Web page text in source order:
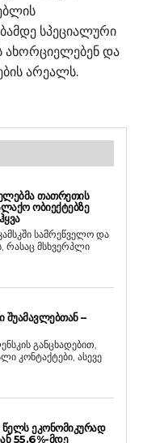
სპეციალური
ახორციელებენ და
არეალს.
ᲗᲐᲗᲠᲔᲗᲘᲡ
ᲝᲑᲘᲔᲥᲢᲔᲑᲖᲔ
სამრეწველო და
რასაც მსხვერპლი
ᲨᲣᲐᲛᲐᲕᲚᲔᲑᲗᲐᲜ –
განცხადებით,
კონტაქტები, ასევე
ᲔᲙᲝᲜᲝᲛᲘᲙᲣᲠᲐᲓ
55.6%-ᲛᲓᲔ